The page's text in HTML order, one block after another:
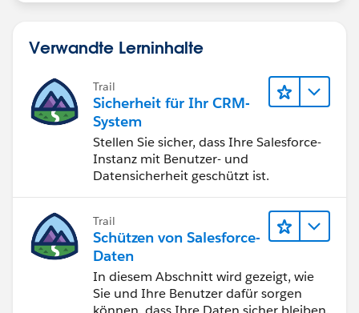
Verwandte Lerninhalte
Trail
Sicherheit für Ihr CRM-
System
Stellen Sie sicher, dass Ihre Salesforce-
Instanz mit Benutzer- und
Datensicherheit geschützt ist.
Trail
Schützen von Salesforce-
Daten
In diesem Abschnitt wird gezeigt, wie
Sie und Ihre Benutzer dafür sorgen